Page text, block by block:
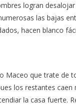
logran
las bajas
hacen blanco
Maceo que trate de
los restantes
la casa fuerte.